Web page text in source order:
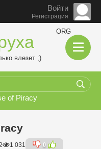
Войти
Регистрация
ORG
влезет ;)
of Piracy
1 031 0